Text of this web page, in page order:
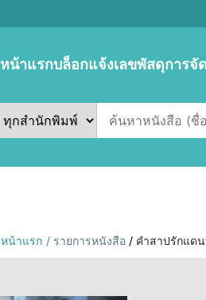
หน้าแรกบล็อกแจ้งเลขพัสดุการจั
หน้าแรก / รายการหนังสือ / คำสาปรักแด